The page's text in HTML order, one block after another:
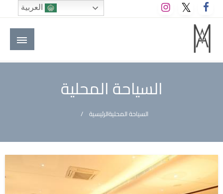
التخطي
إلى
المحتوى
M A hotels | إم ايه هوتيلز
الموقع الأول للعاملين في الفنادق في العالم العربي
السياحة المحلية
الرئيسيةالسياحة المحلية
العربية